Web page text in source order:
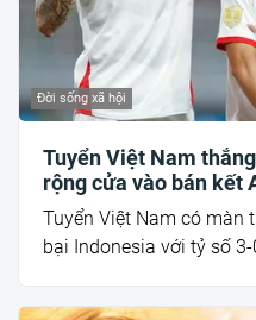
Đời sống xã hội
Tuyển Việt Nam
rộng cửa vào bán kết
Tuyển Việt Nam có màn
bại Indonesia với tỷ số